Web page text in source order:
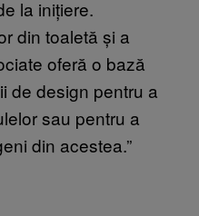
la inițiere.
din toaletă și a
oferă o bază
de design pentru a
sau pentru a
din acestea.”